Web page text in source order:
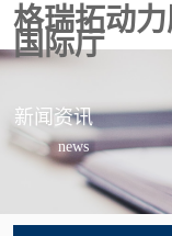
格瑞拓动
国际厅
新闻资讯
news